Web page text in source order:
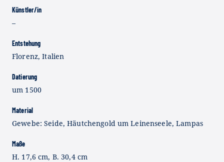
Künstler/in
–
Entstehung
Florenz, Italien
Datierung
um 1500
Material
Gewebe: Seide, Häutchengold um Leinenseele, Lampas
Maße
H. 17,6 cm, B. 30,4 cm